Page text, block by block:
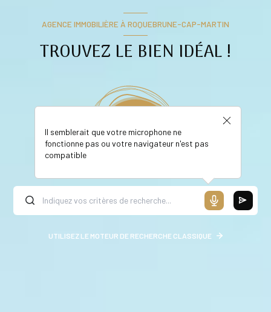
AGENCE IMMOBILIÈRE À ROQUEBRUNE-CAP-MARTIN
TROUVEZ LE BIEN IDÉAL !
Il semblerait que votre microphone ne
fonctionne pas ou votre navigateur n'est pas
compatible
UTILISEZ LE MOTEUR DE RECHERCHE CLASSIQUE